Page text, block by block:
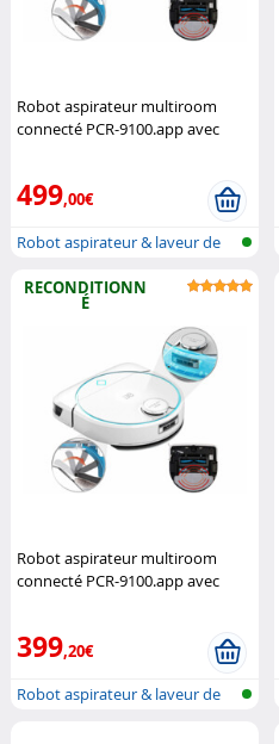
Robot aspirateur multiroom
connecté PCR-9100.app avec
499,00€
Robot aspirateur & laveur de
RECONDITIONN
É
Robot aspirateur multiroom
connecté PCR-9100.app avec
399,20€
Robot aspirateur & laveur de